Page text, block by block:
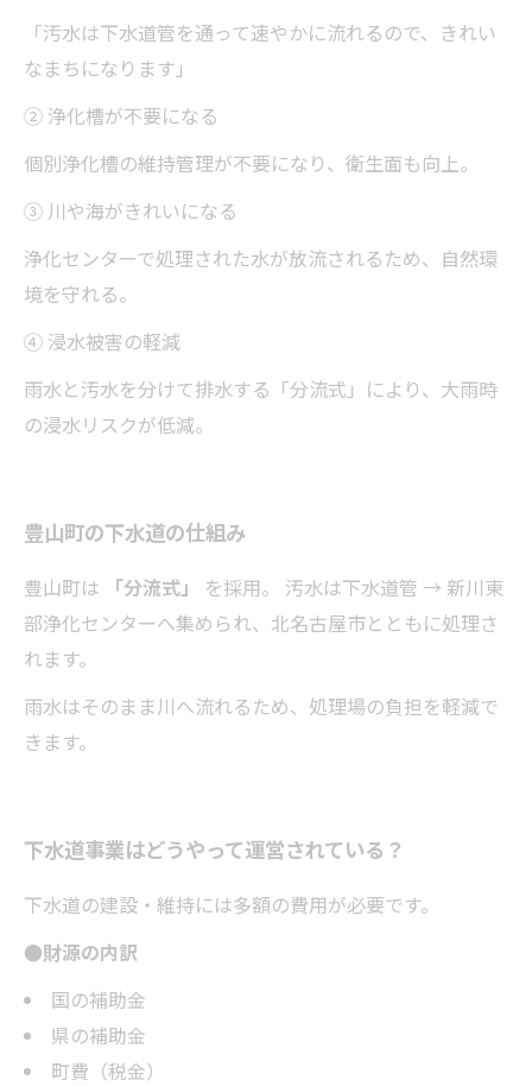
「汚水は下水道管を通って速やかに流れるので、きれい
なまちになります」
② 浄化槽が不要になる
個別浄化槽の維持管理が不要になり、衛生面も向上。
③ 川や海がきれいになる
浄化センターで処理された水が放流されるため、自然環
境を守れる。
④ 浸水被害の軽減
雨水と汚水を分けて排水する「分流式」により、大雨時
の浸水リスクが低減。
豊山町の下水道の仕組み
豊山町は 「分流式」
を採用。 汚水は下水道管 → 新川東
部浄化センターへ集められ、北名古屋市とともに処理さ
れます。
雨水はそのまま川へ流れるため、処理場の負担を軽減で
きます。
下水道事業はどうやって運営されている？
下水道の建設・維持には多額の費用が必要です。
●財源の内訳
国の補助金
県の補助金
町費（税金）